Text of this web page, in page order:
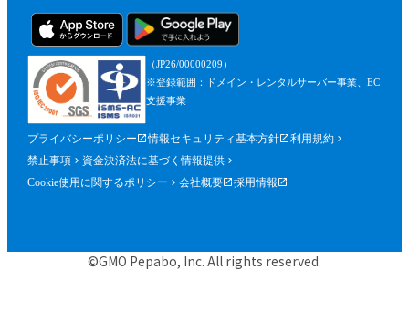
（JP26/00000209）
※登録範囲：ドメイン・レンタルサーバー事業、EC
支援事業
プライバシーポリシー 情報セキュリティ基本方針
利用規約
禁止事項
資金決済法に基づく情報提供
Cookie使用に関するポリシー
会社概要 採用情報
©GMO Pepabo, Inc. All rights reserved.